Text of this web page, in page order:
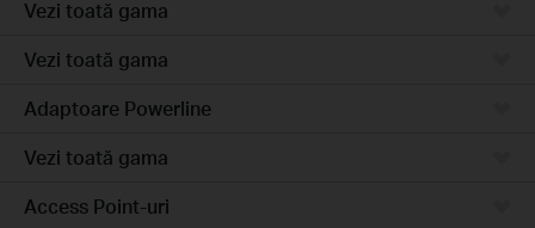
Vezi toată gama
Vezi toată gama
Adaptoare Powerline
Vezi toată gama
Access Point-uri